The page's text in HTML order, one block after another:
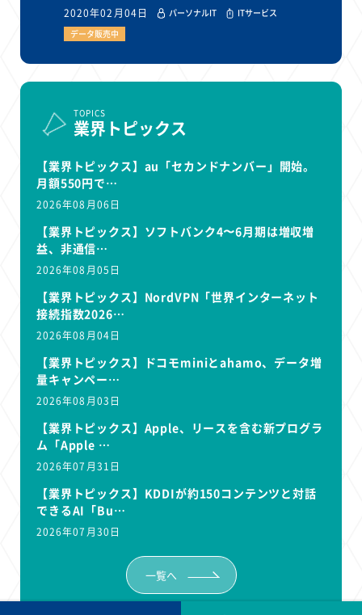
2020年02月04日 パーソナルIT
ITサービス
データ販売中
TOPICS
業界トピックス
【業界トピックス】au「セカンドナンバー」開始。
月額550円で…
2026年08月06日
【業界トピックス】ソフトバンク4〜6月期は増収増
益、非通信…
2026年08月05日
【業界トピックス】NordVPN「世界インターネット
接続指数2026…
2026年08月04日
【業界トピックス】ドコモminiとahamo、データ増
量キャンペー…
2026年08月03日
【業界トピックス】Apple、リースを含む新プログラ
ム「Apple …
2026年07月31日
【業界トピックス】KDDIが約150コンテンツと対話
できるAI「Bu…
2026年07月30日
一覧へ